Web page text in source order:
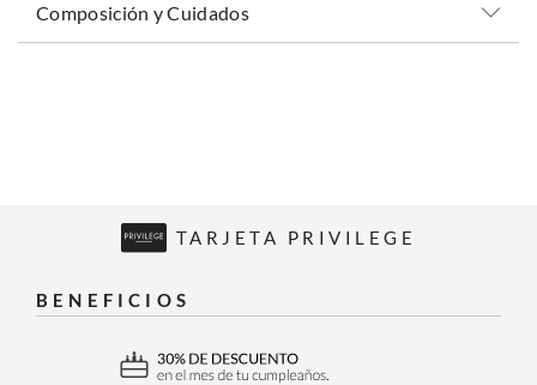
Composición y Cuidados
TARJETA PRIVILEGE
BENEFICIOS